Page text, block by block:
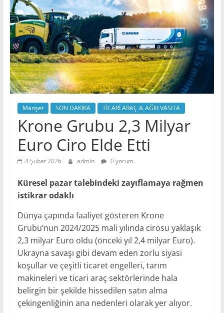
Manşet SON DAKİKA TİCARİ ARAÇ & AĞIR VASITA
Krone Grubu 2,3 Milyar
Euro Ciro Elde Etti
4 Şubat 2026 admin 0 yorum
Küresel pazar talebindeki zayıflamaya rağmen
istikrar odaklı
Dünya çapında faaliyet gösteren Krone
Grubu’nun 2024/2025 mali yılında cirosu yaklaşık
2,3 milyar Euro oldu (önceki yıl 2,4 milyar Euro).
Ukrayna savaşı gibi devam eden zorlu siyasi
koşullar ve çeşitli ticaret engelleri, tarım
makineleri ve ticari araç sektörlerinde hala
belirgin bir şekilde hissedilen satın alma
çekingenliğinin ana nedenleri olarak yer alıyor.